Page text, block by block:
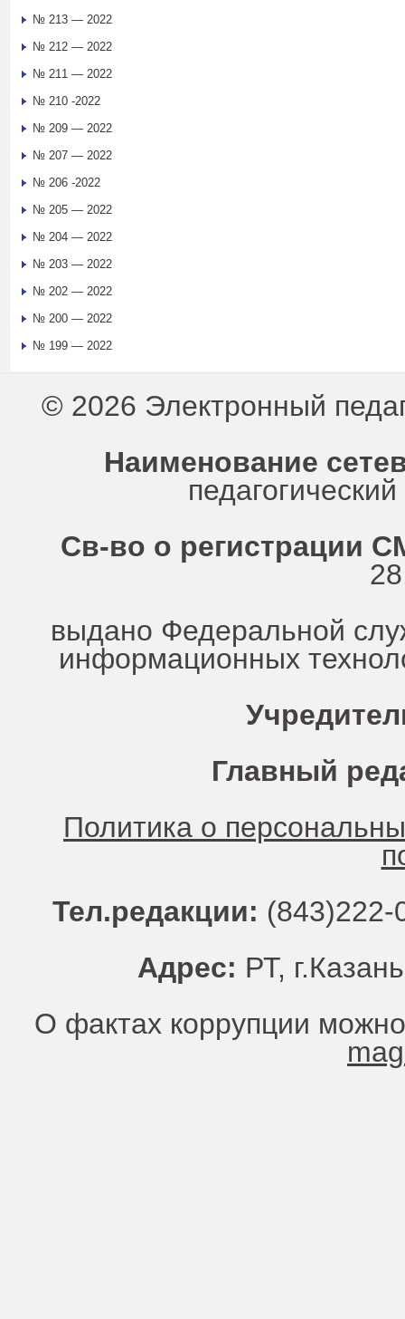
№ 213 — 2022
№ 212 — 2022
№ 211 — 2022
№ 210 -2022
№ 209 — 2022
№ 207 — 2022
№ 206 -2022
№ 205 — 2022
№ 204 — 2022
№ 203 — 2022
№ 202 — 2022
№ 200 — 2022
№ 199 — 2022
© 2026 Электронный
Наименование
Св-во о регистрации
выдано Федеральной
информационных
Главный
Политика о
Тел.редакции:
Адрес: РТ,
О фактах коррупции